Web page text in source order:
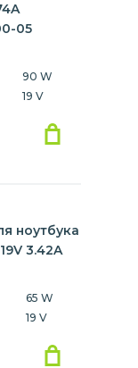
05
90 W
19 V
ноутбука
3.42A
65 W
19 V